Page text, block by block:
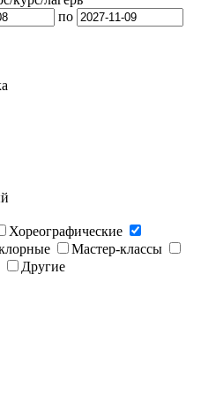
по
Хореографические
Мастер-классы
Другие